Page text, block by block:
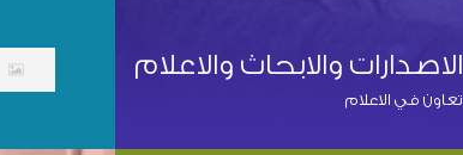
الاصدارات والابحاث والاعلام
تعاون في الاعلام